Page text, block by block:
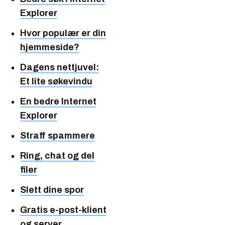
Explorer
Hvor populær er din
hjemmeside?
Dagens nettjuvel:
Et lite søkevindu
En bedre Internet
Explorer
Straff spammere
Ring, chat og del
filer
Slett dine spor
Gratis e-post-klient